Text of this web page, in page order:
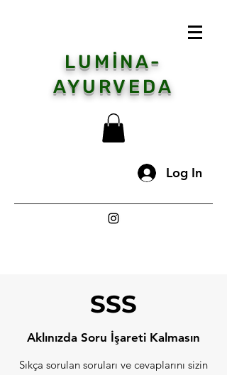
LUMİNA-
AYURVEDA
Log In
SSS
Aklınızda Soru İşareti Kalmasın
Sıkça sorulan soruları ve cevaplarını sizin